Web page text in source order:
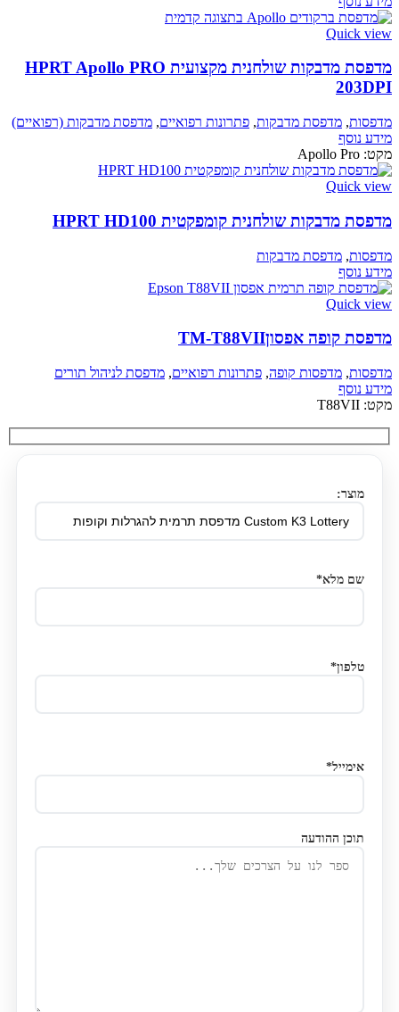
Quick view
מדפסת מדבקות שולחנית מקצועית HPRT Apollo PRO
203DPI
מדפסות, מדפסת מדבקות, פתרונות רפואיים, מדפסת מדבקות (רפואיים)
מידע נוסף
מקט: Apollo Pro
Quick view
מדפסת מדבקות שולחנית קומפקטית HPRT HD100
מדפסות, מדפסת מדבקות
מידע נוסף
Quick view
מדפסת קופה אפסוןTM-T88VII
מדפסות, מדפסות קופה, פתרונות רפואיים, מדפסת לניהול תורים
מידע נוסף
מקט: T88VII
מוצר:
שם מלא*
טלפון*
אימייל*
תוכן ההודעה